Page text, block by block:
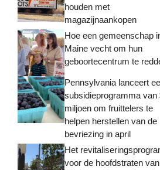
houden met
magazijnaankopen
Hoe een gemeenschap
Maine vecht om hun
geboortecentrum te
Pennsylvania lanceert
subsidieprogramma van
miljoen om fruittelers te
helpen herstellen van de
bevriezing in april
Het
voor de hoofdstraten van